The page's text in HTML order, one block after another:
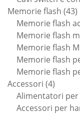
Memorie flash 4343
Memorie flash
Memorie flash
Memorie flash
Memorie flash
Memorie flash
Accessori 44
Alimentatori
Accessori per